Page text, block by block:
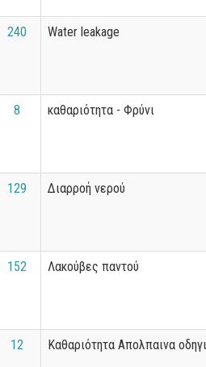
240 Water leakage
8 καθαριότητα - Φρύνι
129 Διαρροή νερού
152 Λακούβες παντού
12 Καθαριότητα Απολπαινα